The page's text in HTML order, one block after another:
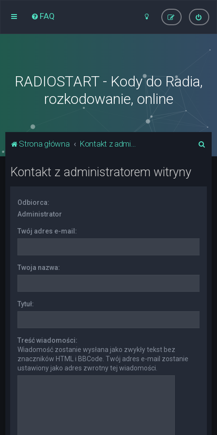
FAQ
RADIOSTART - Kody do Radia,
rozkodowanie, online
Strona główna Kontakt z administratorem witryny
Kontakt z administratorem witryny
Odbiorca:
Administrator
Twój adres e-mail:
Twoja nazwa:
Tytuł:
Treść wiadomości:
Wiadomość zostanie wysłana jako zwykły tekst bez
znaczników HTML i BBCode. Twój adres e-mail zostanie
ustawiony jako adres zwrotny tej wiadomości.